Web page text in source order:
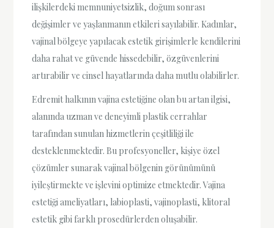
ilişkilerdeki memnuniyetsizlik, doğum sonrası
değişimler ve yaşlanmanın etkileri sayılabilir. Kadınlar,
vajinal bölgeye yapılacak estetik girişimlerle kendilerini
daha rahat ve güvende hissedebilir, özgüvenlerini
artırabilir ve cinsel hayatlarında daha mutlu olabilirler.
Edremit halkının vajina estetiğine olan bu artan ilgisi,
alanında uzman ve deneyimli plastik cerrahlar
tarafından sunulan hizmetlerin çeşitliliği ile
desteklenmektedir. Bu profesyoneller, kişiye özel
çözümler sunarak vajinal bölgenin görünümünü
iyileştirmekte ve işlevini optimize etmektedir. Vajina
estetiği ameliyatları, labioplasti, vajinoplasti, klitoral
estetik gibi farklı prosedürlerden oluşabilir.